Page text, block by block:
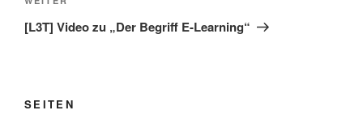
Beitrag
[L3T] Video zu „Der Begriff E-Learning“
SEITEN